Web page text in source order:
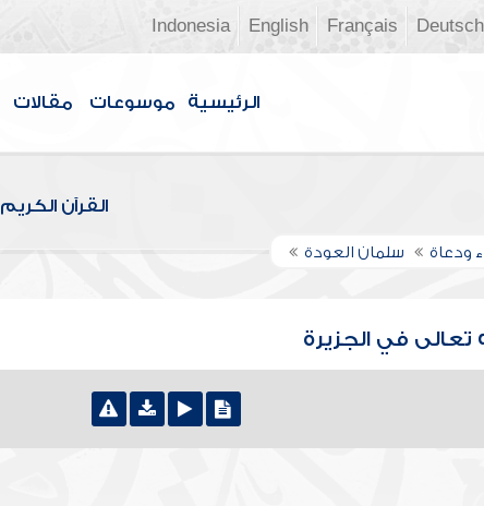
Deutsch
Français
English
Indonesia
الرئيسية موسوعات مقالات
القرآن الكريم
ودعاة سلمان العودة
تعالى في الجزيرة